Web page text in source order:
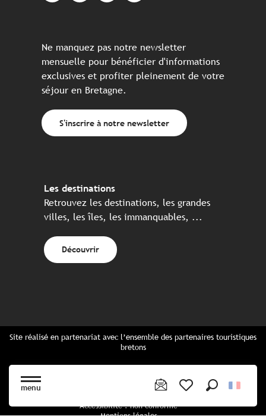
menu
Ne manquez pas notre newsletter
mensuelle pour bénéficier d'informations
exclusives et profiter pleinement de votre
séjour en Bretagne.
S'inscrire à notre newsletter
Les destinations
Retrouvez les destinations, les grandes
villes, les îles, les immanquables, ...
Découvrir
Site réalisé en partenariat avec l’ensemble des partenaires touristiques
bretons
Cartes Bretagne & brochures
Accessibilité : non conforme
Mentions légales